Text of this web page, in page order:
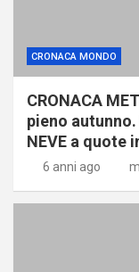
CRONACA MONDO
CRONACA
pieno autunno.
NEVE a quote
6 anni ago